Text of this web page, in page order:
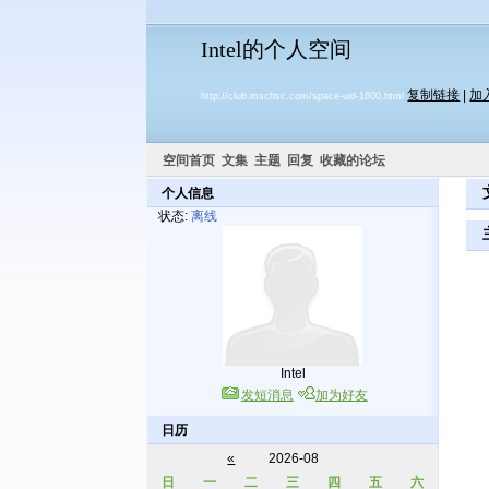
Intel的个人空间
http://club.mscbsc.com/space-uid-1600.html 复制链接 |加
空间首页 文集 主题 回复 收藏的论坛
个人信息
状态:离线
Intel
发短消息
加为好友
日历
«
2026-08
日
一 二 三 四 五 六